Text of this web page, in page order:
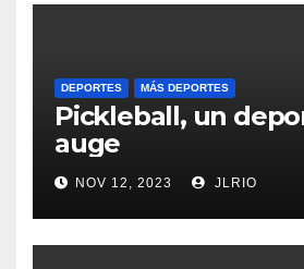
DEPORTES MÁS DEPORTES
Pickleball, un
auge
NOV 12, 2023 JLRIO